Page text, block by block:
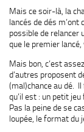
Mais ce soir-là, la
lancés de dés
possible de relancer
que le premier lancé,
Mais bon, c’est
d’autres proposent
(mal)chance au dé.
qu’il est : un petit
Pas la peine de se
loupée, le format du